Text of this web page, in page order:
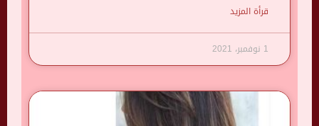
قرأة المزيد
1 نوفمبر، 2021